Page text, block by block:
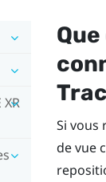
Si vous
de vue